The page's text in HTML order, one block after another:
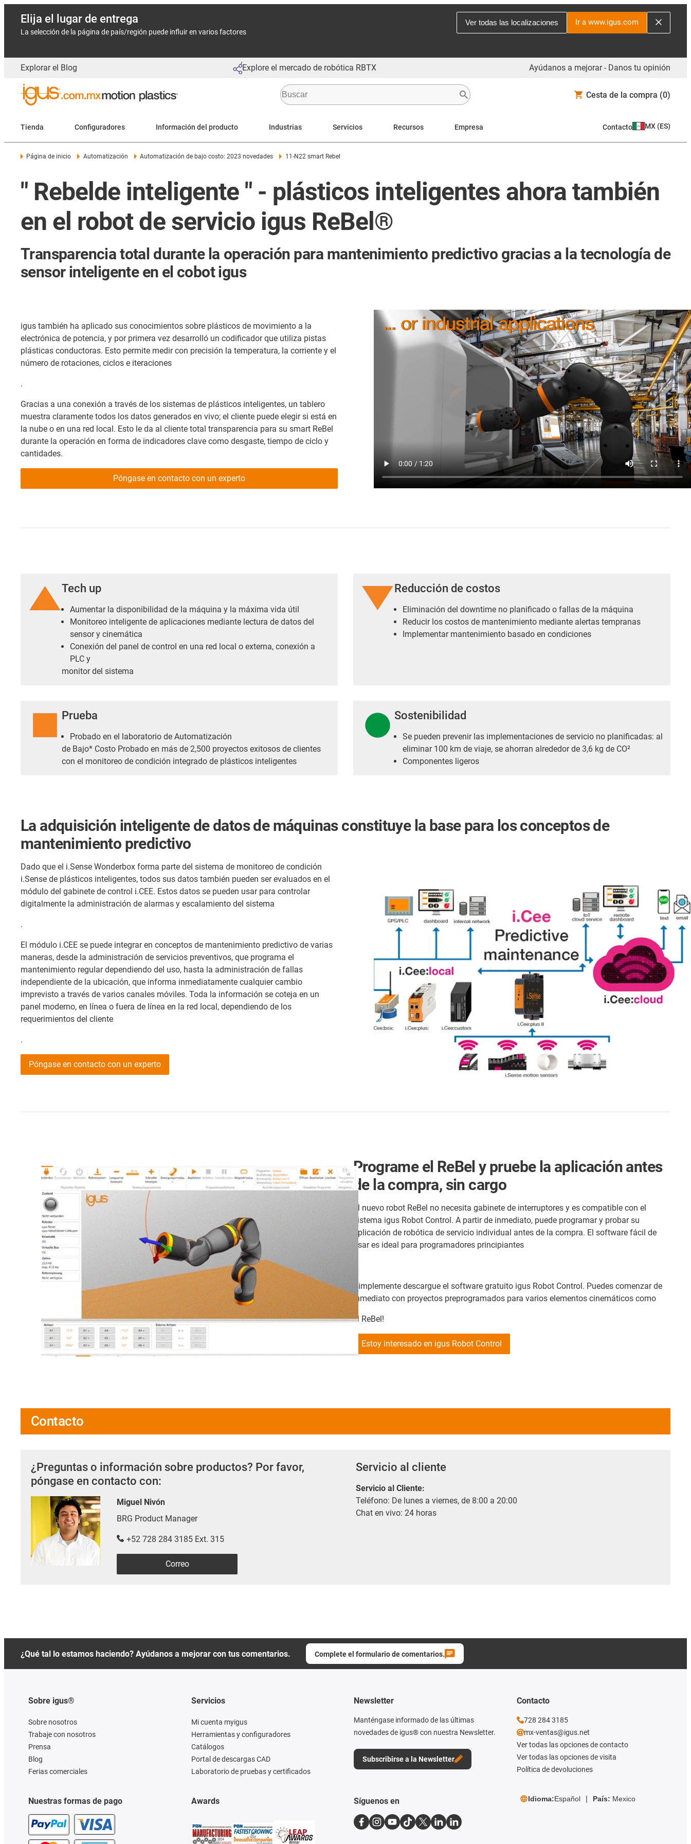
Elija el lugar de entrega
La selección de la página de país/región puede influir en varios factores
Ver todas las localizaciones Ir a www.igus.com
Explorar el Blog Explore el mercado de robótica RBTX Ayúdanos a mejorar - Danos tu opinión
Cesta de la compra (0)
Tienda Configuradores Información del producto Industrias Servicios Recursos Empresa Contacto MX (ES)
Página de inicio Automatización Automatización de bajo costo: 2023 novedades 11-N22 smart Rebel
" Rebelde inteligente " - plásticos inteligentes ahora también
en el robot de servicio igus ReBel®
Transparencia total durante la operación para mantenimiento predictivo gracias a la tecnología de
sensor inteligente en el cobot igus
igus también ha aplicado sus conocimientos sobre plásticos de movimiento a la
electrónica de potencia, y por primera vez desarrolló un codificador que utiliza pistas
plásticas conductoras. Esto permite medir con precisión la temperatura, la corriente y el
número de rotaciones, ciclos e iteraciones
.
Gracias a una conexión a través de los sistemas de plásticos inteligentes, un tablero
muestra claramente todos los datos generados en vivo; el cliente puede elegir si está en
la nube o en una red local. Esto le da al cliente total transparencia para su smart ReBel
durante la operación en forma de indicadores clave como desgaste, tiempo de ciclo y
cantidades.
Póngase en contacto con un experto
Tech up
Aumentar la disponibilidad de la máquina y la máxima vida útil
Monitoreo inteligente de aplicaciones mediante lectura de datos del
sensor y cinemática
Conexión del panel de control en una red local o externa, conexión a
PLC y
monitor del sistema
Reducción de costos
Eliminación del downtime no planificado o fallas de la máquina
Reducir los costos de mantenimiento mediante alertas tempranas
Implementar mantenimiento basado en condiciones
Prueba
Probado en el laboratorio de Automatización
de Bajo* Costo Probado en más de 2,500 proyectos exitosos de clientes
con el monitoreo de condición integrado de plásticos inteligentes
Sostenibilidad
Se pueden prevenir las implementaciones de servicio no planificadas: al
eliminar 100 km de viaje, se ahorran alrededor de 3,6 kg de CO²
Componentes ligeros
La adquisición inteligente de datos de máquinas constituye la base para los conceptos de
mantenimiento predictivo
Dado que el i.Sense Wonderbox forma parte del sistema de monitoreo de condición
i.Sense de plásticos inteligentes, todos sus datos también pueden ser evaluados en el
módulo del gabinete de control i.CEE. Estos datos se pueden usar para controlar
digitalmente la administración de alarmas y escalamiento del sistema
.
El módulo i.CEE se puede integrar en conceptos de mantenimiento predictivo de varias
maneras, desde la administración de servicios preventivos, que programa el
mantenimiento regular dependiendo del uso, hasta la administración de fallas
independiente de la ubicación, que informa inmediatamente cualquier cambio
imprevisto a través de varios canales móviles. Toda la información se coteja en un
panel moderno, en línea o fuera de línea en la red local, dependiendo de los
requerimientos del cliente
.
Póngase en contacto con un experto
Programe el ReBel y pruebe la aplicación antes
de la compra, sin cargo
El nuevo robot ReBel no necesita gabinete de interruptores y es compatible con el
sistema igus Robot Control. A partir de inmediato, puede programar y probar su
aplicación de robótica de servicio individual antes de la compra. El software fácil de
usar es ideal para programadores principiantes
Simplemente descargue el software gratuito igus Robot Control. Puedes comenzar de
inmediato con proyectos preprogramados para varios elementos cinemáticos como
el ReBel!
Estoy interesado en igus Robot Control
Contacto
¿Preguntas o información sobre productos? Por favor,
póngase en contacto con:
Miguel Nivón
BRG Product Manager
+52 728 284 3185 Ext. 315
Correo
Servicio al cliente
Servicio al Cliente:
Teléfono: De lunes a viernes, de 8:00 a 20:00
Chat en vivo: 24 horas
¿Qué tal lo estamos haciendo? Ayúdanos a mejorar con tus comentarios. Complete el formulario de comentarios.
Sobre igus®
Sobre nosotros
Trabaje con nosotros
Prensa
Blog
Ferias comerciales
Nuestras formas de pago
Servicios
Mi cuenta myigus
Herramientas y configuradores
Catálogos
Portal de descargas CAD
Laboratorio de pruebas y certificados
Awards
Newsletter
Manténgase informado de las últimas
novedades de igus® con nuestra Newsletter.
Subscribirse a la Newsletter
Contacto
728 284 3185
mx-ventas@igus.net
Ver todas las opciones de contacto
Ver todas las opciones de visita
Política de devoluciones
Síguenos en Idioma:Español País: Mexico